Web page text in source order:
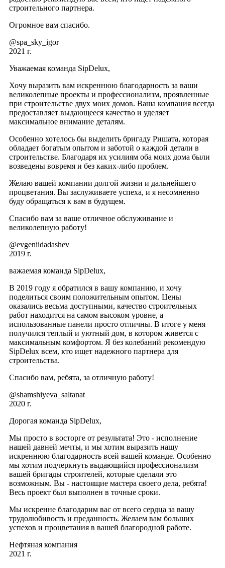
строительного партнера.
Огромное вам спасибо.
@spa_sky_igor
2021 г.
Уважаемая команда SipDelux,
Хочу выразить вам искреннюю благодарность за ваши
великолепные проекты и профессионализм, проявленные
при строительстве двух моих домов. Ваша компания всегда
предоставляет выдающееся качество и уделяет
максимальное внимание деталям.
Особенно хотелось бы выделить бригаду Ришата, которая
обладает богатым опытом и заботой о каждой детали в
строительстве. Благодаря их усилиям оба моих дома были
возведены вовремя и без каких-либо проблем.
Желаю вашей компании долгой жизни и дальнейшего
процветания. Вы заслуживаете успеха, и я несомненно
буду обращаться к вам в будущем.
Спасибо вам за ваше отличное обслуживание и
великолепную работу!
@evgeniidadashev
2019 г.
важаемая команда SipDelux,
В 2019 году я обратился в вашу компанию, и хочу
поделиться своим положительным опытом. Цены
оказались весьма доступными, качество строительных
работ находится на самом высоком уровне, а
использованные панели просто отличны. В итоге у меня
получился теплый и уютный дом, в котором живется с
максимальным комфортом. Я без колебаний рекомендую
SipDelux всем, кто ищет надежного партнера для
строительства.
Спасибо вам, ребята, за отличную работу!
@shamshiyeva_saltanat
2020 г.
Дорогая команда SipDelux,
Мы просто в восторге от результата! Это - исполнение
нашей давней мечты, и мы хотим выразить нашу
искреннюю благодарность всей вашей команде. Особенно
мы хотим подчеркнуть выдающийся профессионализм
вашей бригады строителей, которые сделали это
возможным. Вы - настоящие мастера своего дела, ребята!
Весь проект был выполнен в точные сроки.
Мы искренне благодарим вас от всего сердца за вашу
трудолюбивость и преданность. Желаем вам больших
успехов и процветания в вашей благородной работе.
Нефтяная компания
2021 г.